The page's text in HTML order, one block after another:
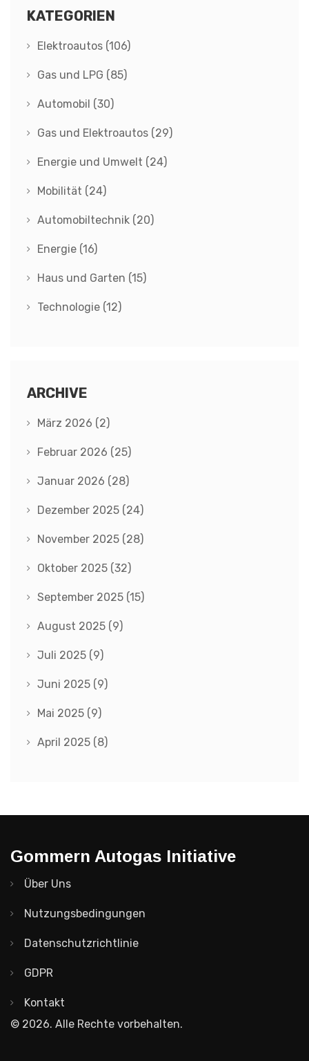
KATEGORIEN
Elektroautos (106)
Gas und LPG (85)
Automobil (30)
Gas und Elektroautos (29)
Energie und Umwelt (24)
Mobilität (24)
Automobiltechnik (20)
Energie (16)
Haus und Garten (15)
Technologie (12)
ARCHIVE
März 2026 (2)
Februar 2026 (25)
Januar 2026 (28)
Dezember 2025 (24)
November 2025 (28)
Oktober 2025 (32)
September 2025 (15)
August 2025 (9)
Juli 2025 (9)
Juni 2025 (9)
Mai 2025 (9)
April 2025 (8)
Gommern Autogas Initiative
Über Uns
Nutzungsbedingungen
Datenschutzrichtlinie
GDPR
Kontakt
© 2026. Alle Rechte vorbehalten.